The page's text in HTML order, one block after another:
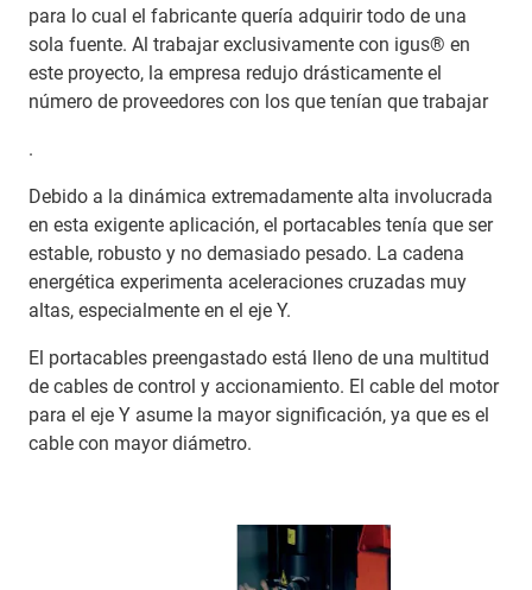
para lo cual el fabricante quería adquirir todo de una
sola fuente. Al trabajar exclusivamente con igus® en
este proyecto, la empresa redujo drásticamente el
número de proveedores con los que tenían que trabajar
.
Debido a la dinámica extremadamente alta involucrada
en esta exigente aplicación, el portacables tenía que ser
estable, robusto y no demasiado pesado. La cadena
energética experimenta aceleraciones cruzadas muy
altas, especialmente en el eje Y.
El portacables preengastado está lleno de una multitud
de cables de control y accionamiento. El cable del motor
para el eje Y asume la mayor significación, ya que es el
cable con mayor diámetro.